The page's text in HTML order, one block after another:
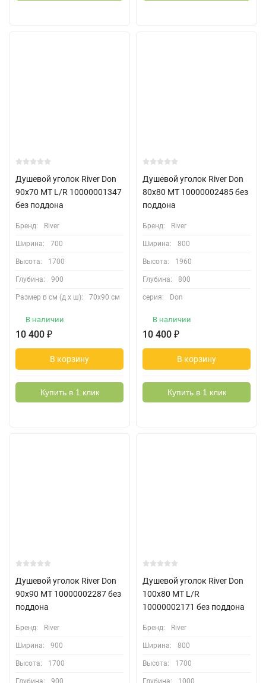
Душевой уголок River Don
90x70 МТ L/R 10000001347
без поддона
Бренд: River
Ширина: 700
Высота: 1700
Глубина: 900
Размер в см (д х ш): 70х90 см
В наличии
10 400 ₽
В корзину
Купить в 1 клик
Душевой уголок River Don
80x80 МТ 10000002485 без
поддона
Бренд: River
Ширина: 800
Высота: 1960
Глубина: 800
серия: Don
В наличии
10 400 ₽
В корзину
Купить в 1 клик
Душевой уголок River Don
90x90 МТ 10000002287 без
поддона
Бренд: River
Ширина: 900
Высота: 1700
Глубина: 900
Душевой уголок River Don
100x80 МТ L/R
10000002171 без поддона
Бренд: River
Ширина: 800
Высота: 1700
Глубина: 1000